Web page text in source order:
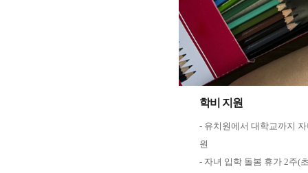
학비 지원
- 유치원에서 대학교까지
원
- 자녀 입학 돌봄 휴가 2주(